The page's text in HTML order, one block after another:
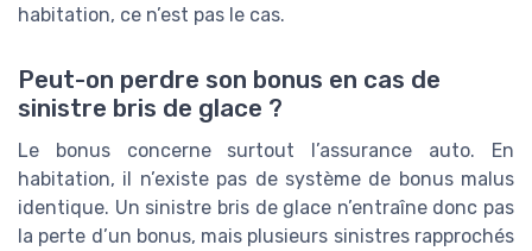
habitation, ce n’est pas le cas.
Peut-on perdre son bonus en cas de
sinistre bris de glace ?
Le bonus concerne surtout l’assurance auto. En
habitation, il n’existe pas de système de bonus malus
identique. Un sinistre bris de glace n’entraîne donc pas
la perte d’un bonus, mais plusieurs sinistres rapprochés